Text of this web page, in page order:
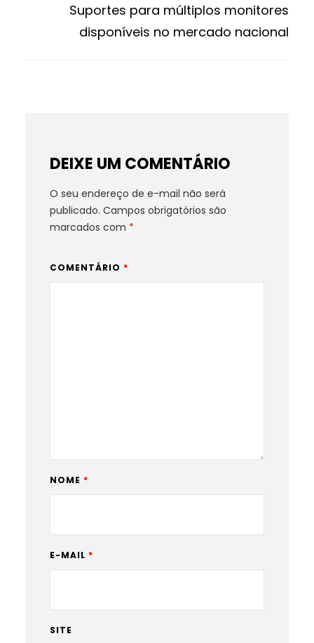
Suportes para múltiplos monitores
disponíveis no mercado nacional
DEIXE UM COMENTÁRIO
O seu endereço de e-mail não será
publicado. Campos obrigatórios são
marcados com *
COMENTÁRIO *
NOME *
E-MAIL *
SITE